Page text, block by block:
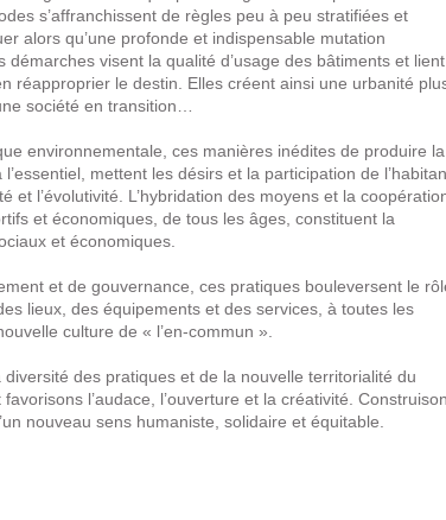
s’affranchissent de règles peu à peu stratifiées et
alors qu’une profonde et indispensable mutation
visent la qualité d’usage des bâtiments et lient
réapproprier le destin. Elles créent ainsi une urbanité
société en transition…
environnementale, ces manières inédites de produire la
mettent les désirs et la participation de
l’évolutivité. L’hybridation des moyens et la
et économiques, de tous les âges, constituent la
et économiques.
et de gouvernance, ces pratiques bouleversent le
lieux, des équipements et des services, à toutes les
culture de « l’en-commun ».
des pratiques et de la nouvelle territorialité du
l’audace, l’ouverture et la créativité.
nouveau sens humaniste, solidaire et équitable.